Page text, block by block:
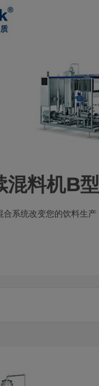
混料机B型
系统改变您的饮料生产